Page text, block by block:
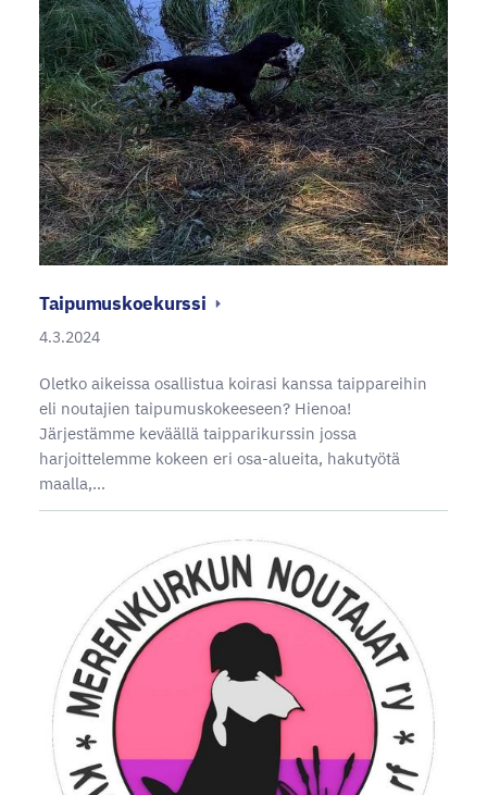
Taipumuskoekurssi
4.3.2024
Oletko aikeissa osallistua koirasi kanssa taippareihin
eli noutajien taipumuskokeeseen? Hienoa!
Järjestämme keväällä taipparikurssin jossa
harjoittelemme kokeen eri osa-alueita, hakutyötä
maalla,…